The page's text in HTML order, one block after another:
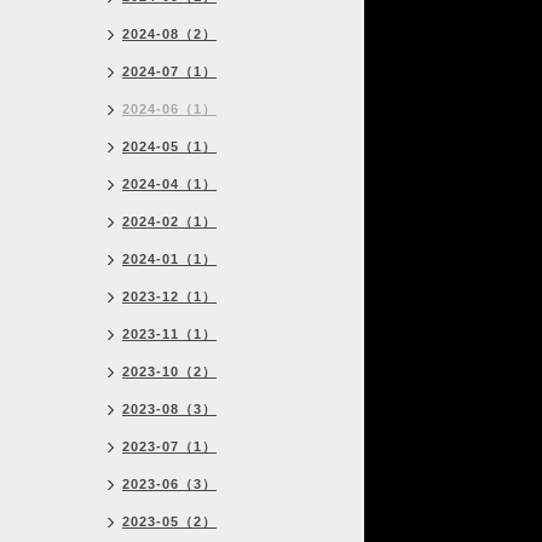
2024-08（2）
2024-07（1）
2024-06（1）
2024-05（1）
2024-04（1）
2024-02（1）
2024-01（1）
2023-12（1）
2023-11（1）
2023-10（2）
2023-08（3）
2023-07（1）
2023-06（3）
2023-05（2）